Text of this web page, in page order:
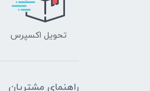
تحویل اکسپرس
راهنمای مشتریان